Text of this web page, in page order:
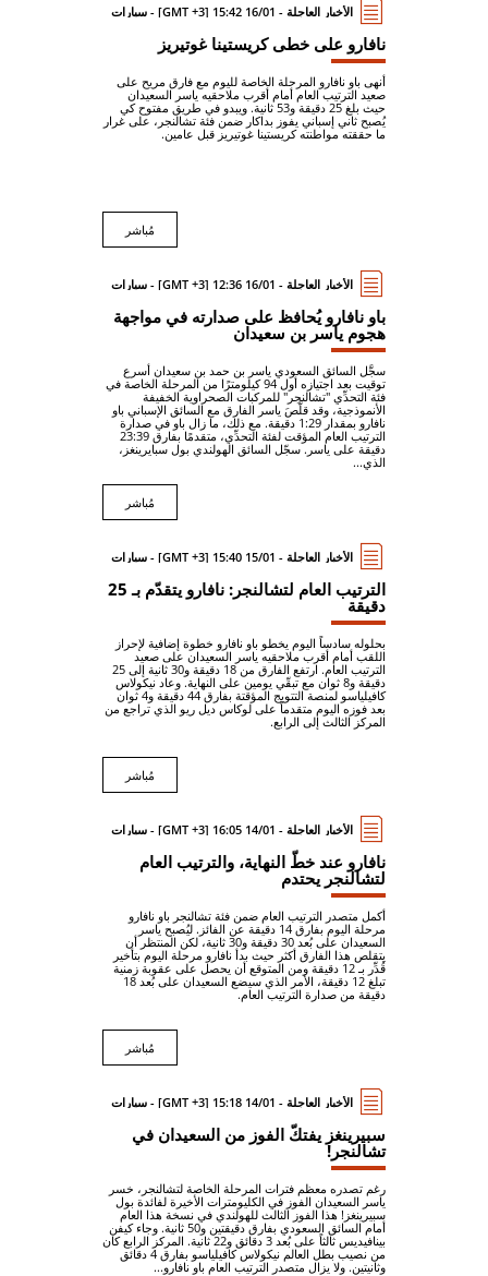
الأخبار العاجلة - 16/01 15:42 [GMT +3] - سيارات
نافارو على خطى كريستينا غوتيريز
أنهى باو نافارو المرحلة الخاصة لليوم مع فارق مريح على
صعيد الترتيب العام أمام أقرب ملاحقيه ياسر السعيدان
حيث بلغ 25 دقيقة و53 ثانية. ويبدو في طريق مفتوح كي
يُصبح ثاني إسباني يفوز بداكار ضمن فئة تشالنجر، على غرار
ما حققته مواطنته كريستينا غوتيريز قبل عامين.
مُباشر
الأخبار العاجلة - 16/01 12:36 [GMT +3] - سيارات
باو نافارو يُحافظ على صدارته في مواجهة
هجوم ياسر بن سعيدان
سجَّل السائق السعودي ياسر بن حمد بن سعيدان أسرع
توقيت بعد اجتيازه أول 94 كيلومترًا من المرحلة الخاصة في
فئة التحدِّي "تشالنجر" للمركبات الصحراوية الخفيفة
الأنموذجية، وقد قلَّصَ ياسر الفارق مع السائق الإسباني باو
نافارو بمقدار 1:29 دقيقة. مع ذلك، ما زال باو في صدارة
الترتيب العام المؤقت لفئة التحدِّي، متقدمًا بفارق 23:39
دقيقة على ياسر. سجّل السائق الهولندي بول سبايرينغز،
الذي...
مُباشر
الأخبار العاجلة - 15/01 15:40 [GMT +3] - سيارات
الترتيب العام لتشالنجر: نافارو يتقدّم بـ 25
دقيقة
بحلوله سادساً اليوم يخطو باو نافارو خطوة إضافية لإحراز
اللقب أمام أقرب ملاحقيه ياسر السعيدان على صعيد
الترتيب العام. ارتفع الفارق من 18 دقيقة و30 ثانية إلى 25
دقيقة و8 ثوان مع تبقّي يومين على النهاية. وعاد نيكولاس
كافيلياسو لمنصة التتويج المؤقتة بفارق 44 دقيقة و4 ثوان
بعد فوزه اليوم متقدماً على لوكاس ديل ريو الذي تراجع من
المركز الثالث إلى الرابع.
مُباشر
الأخبار العاجلة - 14/01 16:05 [GMT +3] - سيارات
نافارو عند خطّ النهاية، والترتيب العام
لتشالنجر يحتدم
أكمل متصدر الترتيب العام ضمن فئة تشالنجر باو نافارو
مرحلة اليوم بفارق 14 دقيقة عن الفائز. ليُصبح ياسر
السعيدان على بُعد 30 دقيقة و30 ثانية، لكن المنتظر أن
يتقلص هذا الفارق أكثر حيث بدأ نافارو مرحلة اليوم بتأخير
قُدِّر بـ 12 دقيقة ومن المتوقع أن يحصل على عقوبة زمنية
تبلغ 12 دقيقة، الأمر الذي سيضع السعيدان على بُعد 18
دقيقة من صدارة الترتيب العام.
مُباشر
الأخبار العاجلة - 14/01 15:18 [GMT +3] - سيارات
سبيرينغز يفتكّ الفوز من السعيدان في
تشالنجر!
رغم تصدره معظم فترات المرحلة الخاصة لتشالنجر، خسر
ياسر السعيدان الفوز في الكليومترات الأخيرة لفائدة بول
سبيرينغز! هذا الفوز الثالث للهولندي في نسخة هذا العام
أمام السائق السعودي بفارق دقيقتين و50 ثانية. وجاء كيفن
بينافيديس ثالثاً على بُعد 3 دقائق و22 ثانية. المركز الرابع كان
من نصيب بطل العالم نيكولاس كافيلياسو بفارق 4 دقائق
وثانيتين. ولا يزال متصدر الترتيب العام باو نافارو...